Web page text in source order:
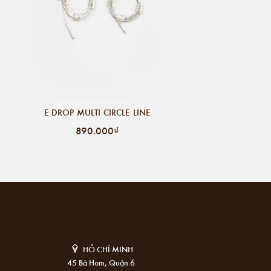
E DROP MULTI CIRCLE LINE
890.000₫
HỒ CHÍ MINH
45 Bà Hom, Quận 6